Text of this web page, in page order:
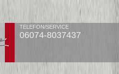
TELEFON/SERVICE
06074-8037437
Rückgaberecht von zwei Wochen